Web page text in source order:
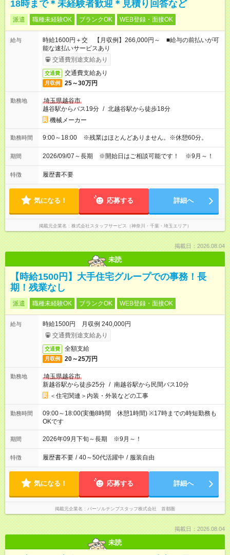
18時まで＊未経験者歓迎＊見積り回答など
派遣 職種未経験OK ブランクOK WEB登録・面接OK
給与
時給1600円＋交 【月収例】266,000円～ ■給与の前払いが可
能な速払いサービスあり
交通費別途支給あり
交通費 交通費支給あり
月収例 25～30万円
勤務地
埼玉県越谷市
越谷駅からバス19分 / 北越谷駅から徒歩18分
機械メーカー
勤務時間 9:00～18:00 ※残業はほとんどありません。※休憩60分。
期間 2026/09/07～長期 ※開始日はご相談可能です！ ※9月～！
特徴 履歴書不要
気になる！ 応募する 詳細へ
掲載元企業名 株式会社スタッフサービス（神奈川・千葉・埼玉エリア）
掲載日：2026.08.04
未読
【時給1500円】大手住宅グループでの事務！長
期！残業なし
派遣 職種未経験OK ブランクOK WEB登録・面接OK
給与
時給1500円 月収例 240,000円
交通費別途支給あり
交通費 全額支給
月収例 20～25万円
勤務地
埼玉県越谷市
新越谷駅から徒歩25分 / 南越谷駅から民間バス10分
＜住宅関連＞内装・外装などの工事
勤務時間
09:00～18:00(実働8時間 休憩1時間) ※17時までの時短勤務も
OKです
期間 2026年09月下旬～長期 ※9月～！
特徴 履歴書不要 / 40～50代活躍中 / 服装自由
気になる！ 応募する 詳細へ
掲載元企業名 パーソルテンプスタッフ株式会社 首都圏
掲載日：2026.08.04
未読